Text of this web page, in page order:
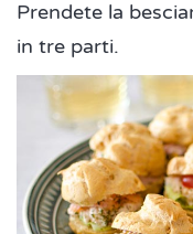
Prendete la
in tre parti.